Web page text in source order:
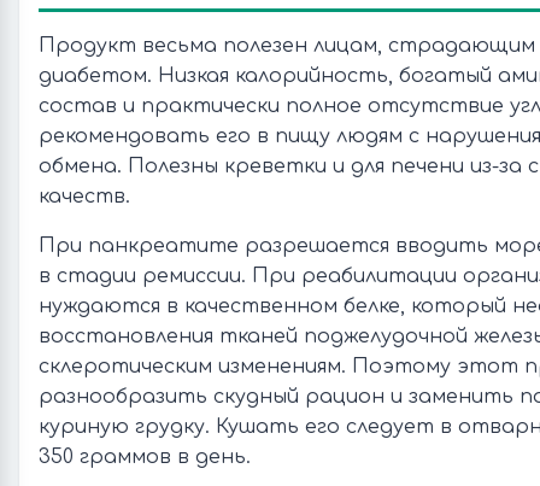
Продукт весьма полезен лицам, страдающим
диабетом. Низкая калорийность, богатый
состав и практически полное отсутствие
рекомендовать его в пищу людям с
обмена. Полезны креветки и для печени из-за
качеств.
При панкреатите разрешается вводить
в стадии ремиссии. При реабилитации
нуждаются в качественном белке, который
восстановления тканей поджелудочной
склеротическим изменениям. Поэтому этот
разнообразить скудный рацион и заменить
куриную грудку. Кушать его следует в
350 граммов в день.